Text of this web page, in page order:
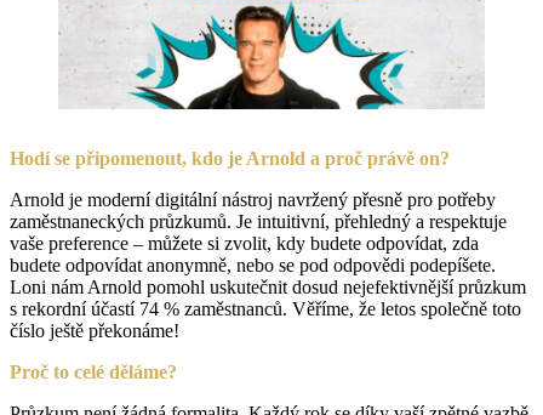
Hodí se připomenout, kdo je Arnold a proč právě on?
Arnold je moderní digitální nástroj navržený přesně pro potřeby
zaměstnaneckých průzkumů. Je intuitivní, přehledný a respektuje
vaše preference – můžete si zvolit, kdy budete odpovídat, zda
budete odpovídat anonymně, nebo se pod odpovědi podepíšete.
Loni nám Arnold pomohl uskutečnit dosud nejefektivnější průzkum
s rekordní účastí 74 % zaměstnanců. Věříme, že letos společně toto
číslo ještě překonáme!
Proč to celé děláme?